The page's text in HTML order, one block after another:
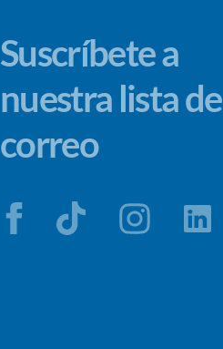
Suscríbete a
nuestra lista de
correo